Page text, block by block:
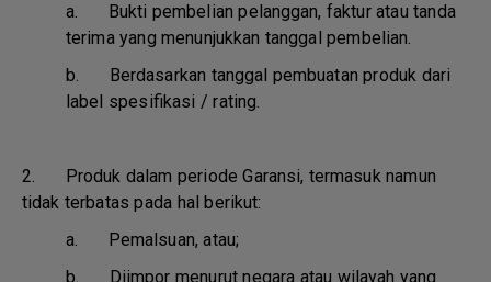
a. Bukti pembelian pelanggan, faktur atau tanda
terima yang menunjukkan tanggal pembelian.
b. Berdasarkan tanggal pembuatan produk dari
label spesifikasi / rating.
2. Produk dalam periode Garansi, termasuk namun
tidak terbatas pada hal berikut:
a. Pemalsuan, atau;
b. Diimpor menurut negara atau wilayah yang